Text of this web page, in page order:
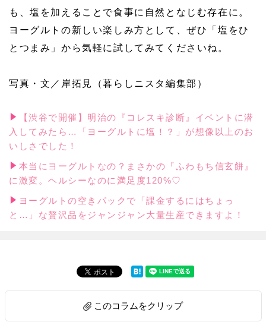
も、塩を加えることで食事に自然となじむ存在に。
ヨーグルトの新しい楽しみ方として、ぜひ「塩をひ
とつまみ」から気軽に試してみてくださいね。
写真・文／岸拓見（暮らしニスタ編集部）
【渋谷で開催】明治の『コレスキ診断』イベントに潜
入してみたら…「ヨーグルトに塩！？」が想像以上のお
いしさでした！
本当にヨーグルトなの？まさかの『ふわもち信玄餅』
に激変。ヘルシーなのに満足度120%♡
ヨーグルトの空きパックで「課金するにはちょっ
と…」な贅沢品をジャンジャン大量生産できますよ！
このコラムをクリップ